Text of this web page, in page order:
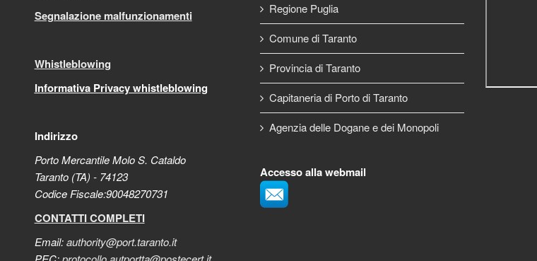
Segnalazione malfunzionamenti
Whistleblowing
Informativa Privacy whistleblowing
Indirizzo
Porto Mercantile Molo S. Cataldo
Taranto (TA) - 74123
Codice Fiscale:90048270731
CONTATTI COMPLETI
Email:authority@port.taranto.it
Regione Puglia
Comune di Taranto
Provincia di Taranto
Capitaneria di Porto di Taranto
Agenzia delle Dogane e dei Monopoli
Accesso alla webmail